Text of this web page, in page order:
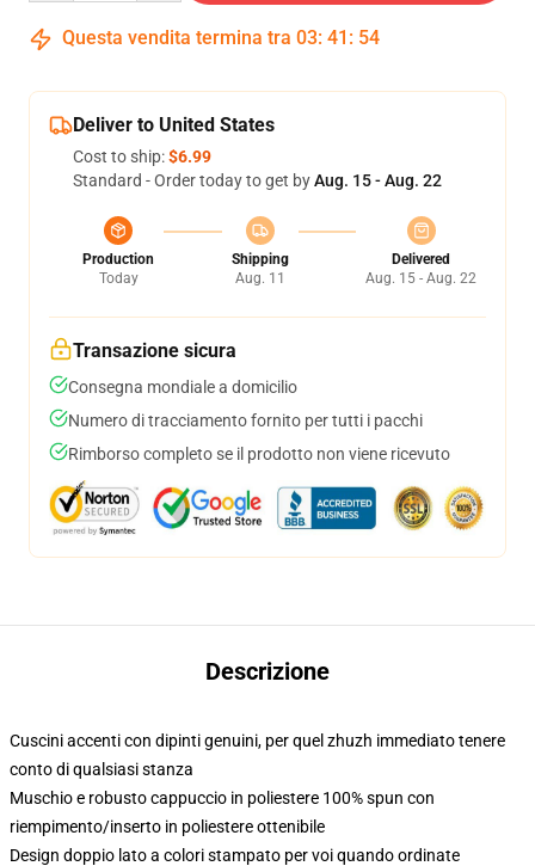
Questa vendita termina tra 03: 41 : 53
Deliver to United States
Cost to ship:$6.99
Standard - Order today to get byAug. 15 - Aug. 22
Production
Today
Shipping
Aug. 11
Delivered
Aug. 15 - Aug. 22
Transazione sicura
Consegna mondiale a domicilio
Numero di tracciamento fornito per tutti i pacchi
Rimborso completo se il prodotto non viene ricevuto
Descrizione
Cuscini accenti con dipinti genuini, per quel zhuzh immediato tenere
conto di qualsiasi stanza
Muschio e robusto cappuccio in poliestere 100% spun con
riempimento/inserto in poliestere ottenibile
Design doppio lato a colori stampato per voi quando ordinate